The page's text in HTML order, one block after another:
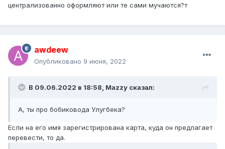
централизованно оформляют или те сами мучаются?т
awdeew
Опубликовано 9 июня, 2022
В 09.06.2022 в 18:58, Mazzy сказал:
А, ты про бобиковода Улугбека?
Если на его имя зарегистрирована карта, куда он предлагает
перевести, то да.